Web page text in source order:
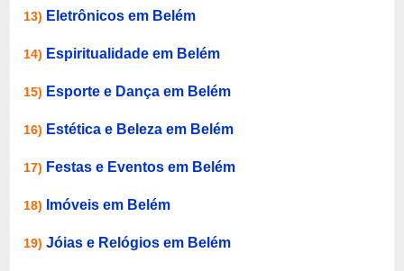
13) Eletrônicos em Belém
14) Espiritualidade em Belém
15) Esporte e Dança em Belém
16) Estética e Beleza em Belém
17) Festas e Eventos em Belém
18) Imóveis em Belém
19)Jóias e Relógios em Belém